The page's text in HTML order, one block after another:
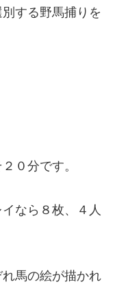
する野馬捕りを
０分です。
なら８枚、４人
馬の絵が描かれ